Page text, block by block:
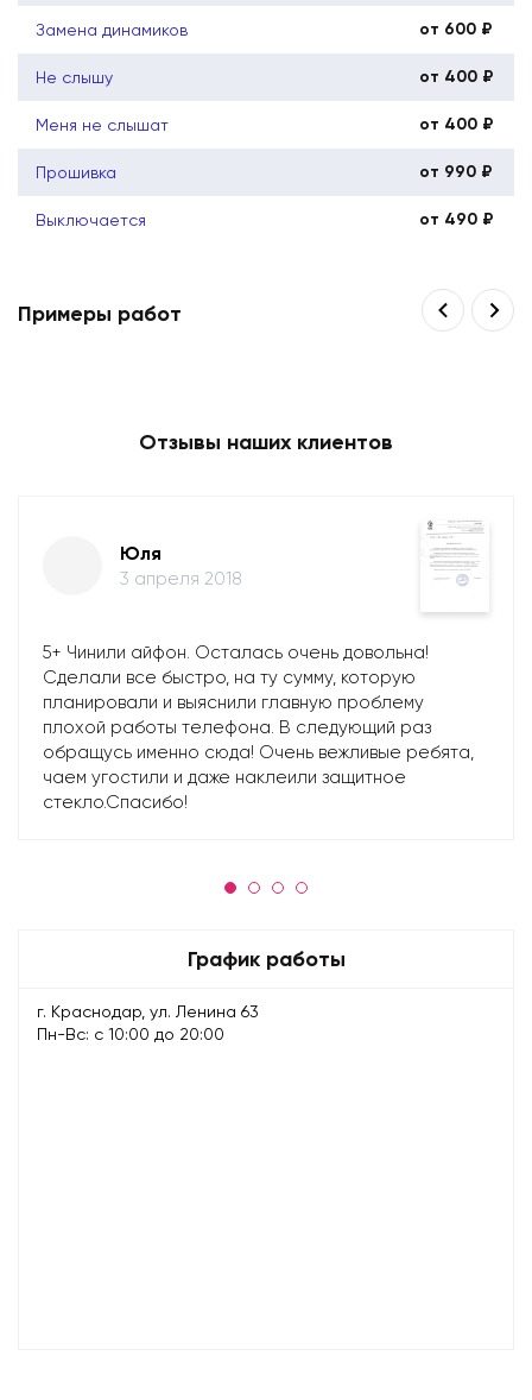
Замена динамиков от 600 ₽
Не слышу от 400 ₽
Меня не слышат от 400 ₽
Прошивка от 990 ₽
Выключается от 490 ₽
Примеры работ
Отзывы наших клиентов
Юля
3 апреля 2018
5+ Чинили айфон. Осталась очень довольна!
Сделали все быстро, на ту сумму, которую
планировали и выяснили главную проблему
плохой работы телефона. В следующий раз
обращусь именно сюда! Очень вежливые ребята,
чаем угостили и даже наклеили защитное
стекло.Спасибо!
График работы
г. Краснодар, ул. Ленина 63
Пн-Вс: с 10:00 до 20:00